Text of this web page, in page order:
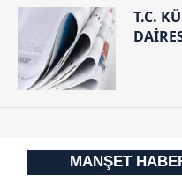
T.C.
MANŞET